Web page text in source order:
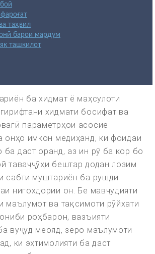
таҳвил
барои мардум
ташкилот
ба хидмат ё маҳсулоти
хидмати босифат ва
параметрҳои асосие
онҳо имкон медиҳанд, ки фоидаи
даст оранд, аз ин рӯ ба кор бо
таваҷҷӯҳи бештар додан лозим
сабти муштариён ба рушди
нигохдории он. Бе мавҷудияти
маълумот ва тақсимоти рӯйхати
роҳбарон, вазъияти
вуҷуд меояд, зеро маълумоти
ки эҳтимолияти ба даст